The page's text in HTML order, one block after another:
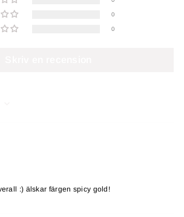
0
0
:) älskar färgen spicy gold!